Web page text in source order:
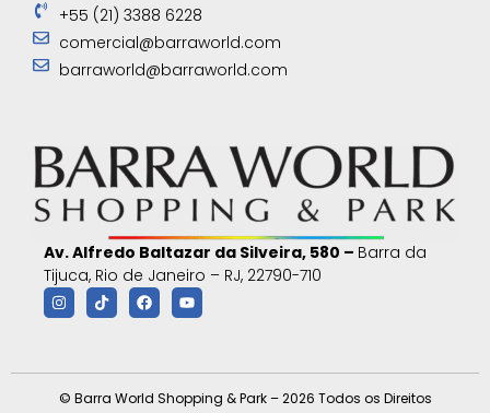
+55 (21) 3388 6228
comercial@barraworld.com
barraworld@barraworld.com
Av. Alfredo Baltazar da Silveira, 580 – Barra da
Tijuca, Rio de Janeiro – RJ, 22790-710
© Barra World Shopping & Park – 2026 Todos os Direitos